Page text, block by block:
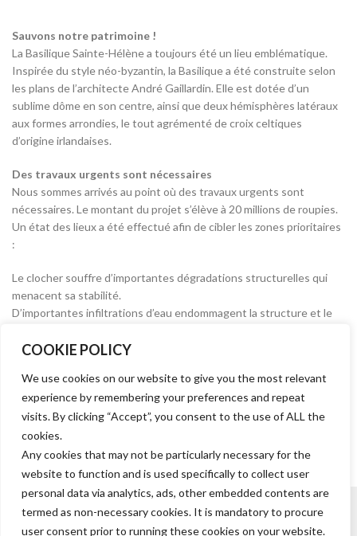
COOKIE POLICY
We use cookies on our website to give you the most relevant
experience by remembering your preferences and repeat
visits. By clicking “Accept”, you consent to the use of ALL the
cookies.
Any cookies that may not be particularly necessary for the
website to function and is used specifically to collect user
personal data via analytics, ads, other embedded contents are
termed as non-necessary cookies. It is mandatory to procure
user consent prior to running these cookies on your website.
Sauvons notre patrimoine !
La Basilique Sainte-Hélène a toujours été un lieu emblématique.
Inspirée du style néo-byzantin, la Basilique a été construite selon
les plans de l’architecte André Gaillardin. Elle est dotée d’un
sublime dôme en son centre, ainsi que deux hémisphères latéraux
aux formes arrondies, le tout agrémenté de croix celtiques
d’origine irlandaises.
Des travaux urgents sont nécessaires
Nous sommes arrivés au point où des travaux urgents sont
nécessaires. Le montant du projet s’élève à 20 millions de roupies.
Un état des lieux a été effectué afin de cibler les zones prioritaires
:
Le clocher souffre d’importantes dégradations structurelles qui
menacent sa stabilité.
D’importantes infiltrations d’eau endommagent la structure et le
Le dôme nécessite des travaux dont la remise à niveau de la
Il est nécessaire d’assainir les murs et les toitures et de restaurer
la voûte.
FAIRE UN DON